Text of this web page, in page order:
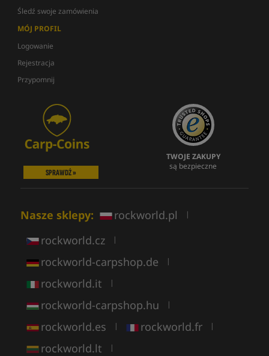
Śledź swoje zamówienia
MÓJ PROFIL
Logowanie
Rejestracja
Przypomnij
SPRAWDŹ »
TWOJE ZAKUPY
są bezpieczne
Nasze sklepy: rockworld.pl |
rockworld.cz |
rockworld-carpshop.de |
rockworld.it |
rockworld-carpshop.hu |
rockworld.es | rockworld.fr |
rockworld.lt |